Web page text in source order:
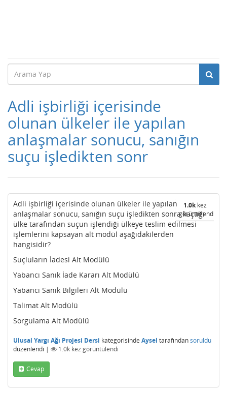
Adli işbirliği içerisinde
olunan ülkeler ile yapılan
anlaşmalar sonucu, sanığın
suçu işledikten sonr
1.0kkez
görüntülendi
Adli işbirliği içerisinde olunan ülkeler ile yapılan
anlaşmalar sonucu, sanığın suçu işledikten sonra kaçtığı
ülke tarafından suçun işlendiği ülkeye teslim edilmesi
işlemlerini kapsayan alt modül aşağıdakilerden
hangisidir?
Suçluların İadesi Alt Modülü
Yabancı Sanık İade Kararı Alt Modülü
Yabancı Sanık Bilgileri Alt Modülü
Talimat Alt Modülü
Sorgulama Alt Modülü
Ulusal Yargı Ağı Projesi Dersi kategorisinde Aysel tarafındansoruldu
düzenlendi | 1.0k kez görüntülendi
Cevap